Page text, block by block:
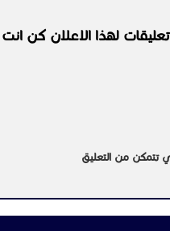
لهذا الاعلان كن
تتمكن من التعليق